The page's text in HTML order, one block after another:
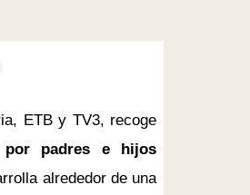
ETB y TV3, recoge
por padres e hijos
alrededor de una